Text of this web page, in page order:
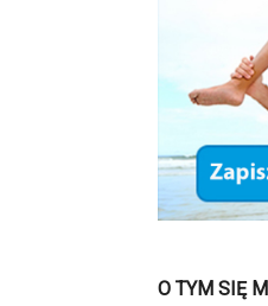
O TYM SIĘ